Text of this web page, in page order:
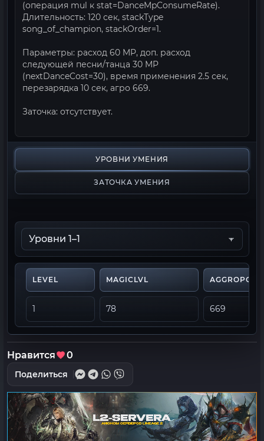
(операция mul к stat=DanceMpConsumeRate).
Длительность: 120 сек, stackType
song_of_champion, stackOrder=1.
Параметры: расход 60 MP, доп. расход
следующей песни/танца 30 MP
(nextDanceCost=30), время применения 2.5 сек,
перезарядка 10 сек, агро 669.
Заточка: отсутствует.
УРОВНИ УМЕНИЯ
ЗАТОЧКА УМЕНИЯ
LEVEL MAGICLVL
1 78 669
Нравится 0
Поделиться